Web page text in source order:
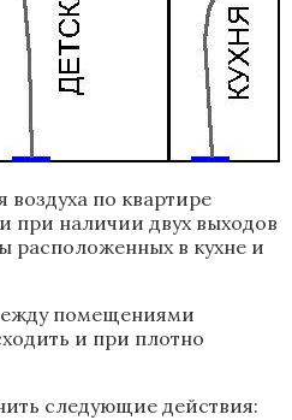
по квартире
при наличии двух выходов
расположенных в кухне и
помещениями
и при плотно
следующие действия: